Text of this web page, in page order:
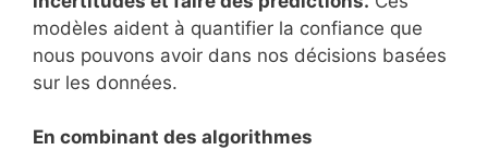
modèles aident à quantifier la confiance que
nous pouvons avoir dans nos décisions basées
sur les données.
En combinant des algorithmes